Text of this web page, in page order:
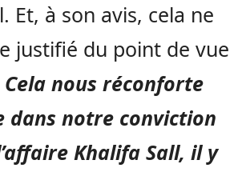
Et, à son avis, cela ne
justifié du point de vue
Cela nous réconforte
dans notre conviction
Khalifa Sall, il y